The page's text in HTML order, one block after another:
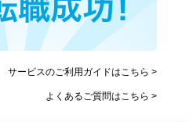
サービスのご利用ガイドはこちら >
よくあるご質問はこちら >